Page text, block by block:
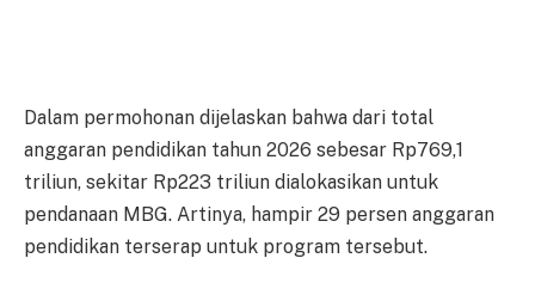
Dalam permohonan dijelaskan bahwa dari total
anggaran pendidikan tahun 2026 sebesar Rp769,1
triliun, sekitar Rp223 triliun dialokasikan untuk
pendanaan MBG. Artinya, hampir 29 persen anggaran
pendidikan terserap untuk program tersebut.